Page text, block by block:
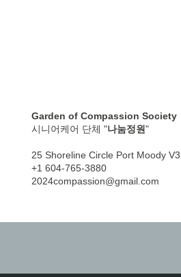
Garden of Compassion Society
시니어케어 단체 "나눔정원"
25 Shoreline Circle Port Moody
+1 604-765-3880
2024compassion@gmail.com